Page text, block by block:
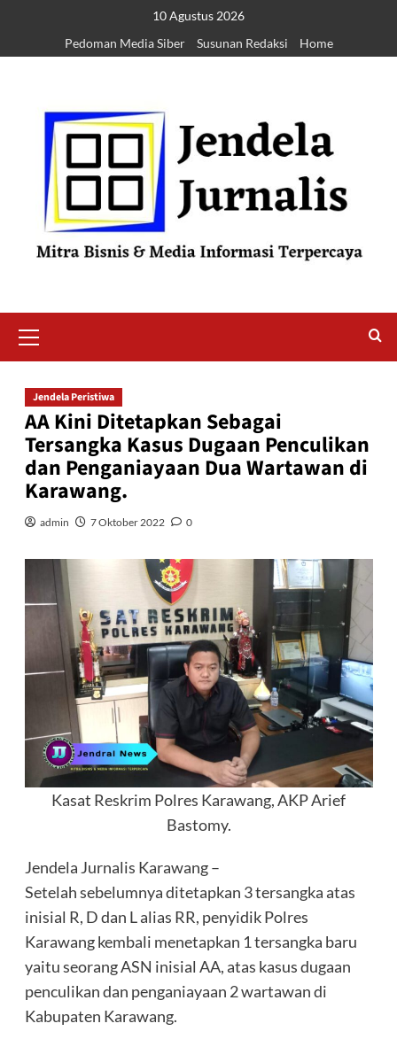
10 Agustus 2026
Pedoman Media Siber
Susunan Redaksi Home
Jendela Peristiwa
AA Kini Ditetapkan Sebagai
Tersangka Kasus Dugaan Penculikan
dan Penganiayaan Dua Wartawan di
Karawang.
admin 7 Oktober 2022 0
Kasat Reskrim Polres Karawang, AKP Arief
Bastomy.
Jendela Jurnalis Karawang –
Setelah sebelumnya ditetapkan 3 tersangka atas
inisial R, D dan L alias RR, penyidik Polres
Karawang kembali menetapkan 1 tersangka baru
yaitu seorang ASN inisial AA, atas kasus dugaan
penculikan dan penganiayaan 2 wartawan di
Kabupaten Karawang.